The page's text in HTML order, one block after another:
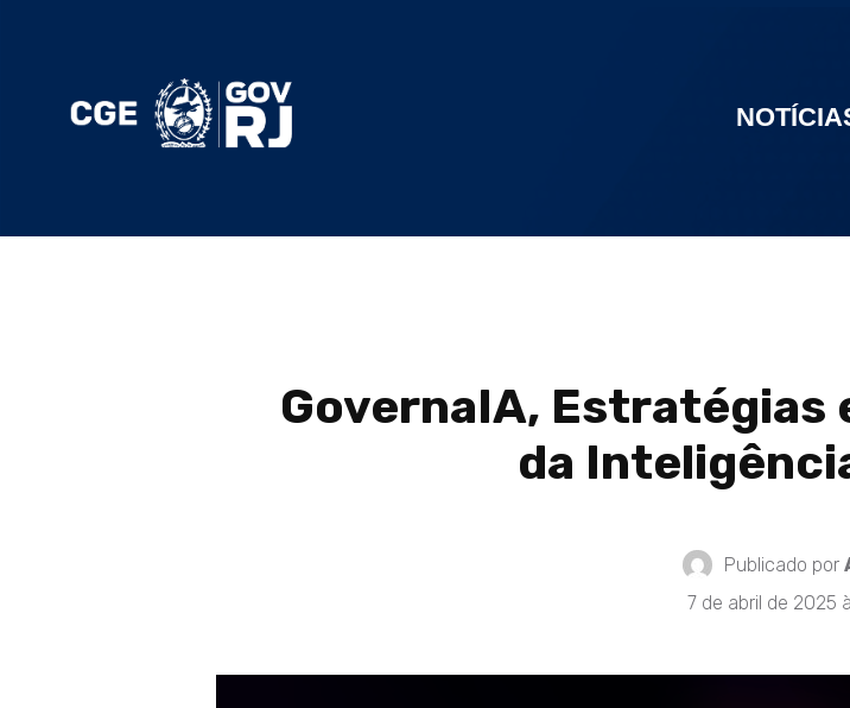
GovernaIA, Estratégias
da
Publicado por
7 de abril de 2025